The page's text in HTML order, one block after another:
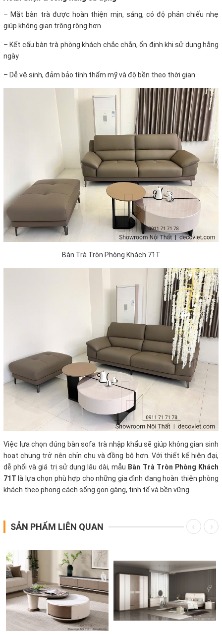
– Mặt bàn trà được hoàn thiện mịn, sáng, có độ phản chiếu nhẹ
giúp không gian trông rộng hơn
– Kết cấu bàn trà phòng khách chắc chắn, ổn định khi sử dụng hằng
ngày
– Dễ vệ sinh, đảm bảo tính thẩm mỹ và độ bền theo thời gian
Bàn Trà Tròn Phòng Khách 71T
Việc lựa chọn đúng bàn sofa trà nhập khẩu sẽ giúp không gian sinh
hoạt chung trở nên chỉn chu và đồng bộ hơn. Với thiết kế hiện đại,
dễ phối và giá trị sử dụng lâu dài, mẫu Bàn Trà Tròn Phòng Khách
71T là lựa chọn phù hợp cho những gia đình đang hoàn thiện phòng
khách theo phong cách sống gọn gàng, tinh tế và bền vững.
SẢN PHẨM LIÊN QUAN